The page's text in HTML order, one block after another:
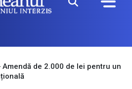
Amendă de 2.000 de lei pentru un